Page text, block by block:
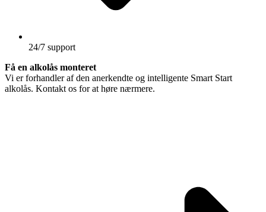
24/7 support
Få en alkolås monteret
Vi er forhandler af den anerkendte og intelligente Smart Start
alkolås. Kontakt os for at høre nærmere.